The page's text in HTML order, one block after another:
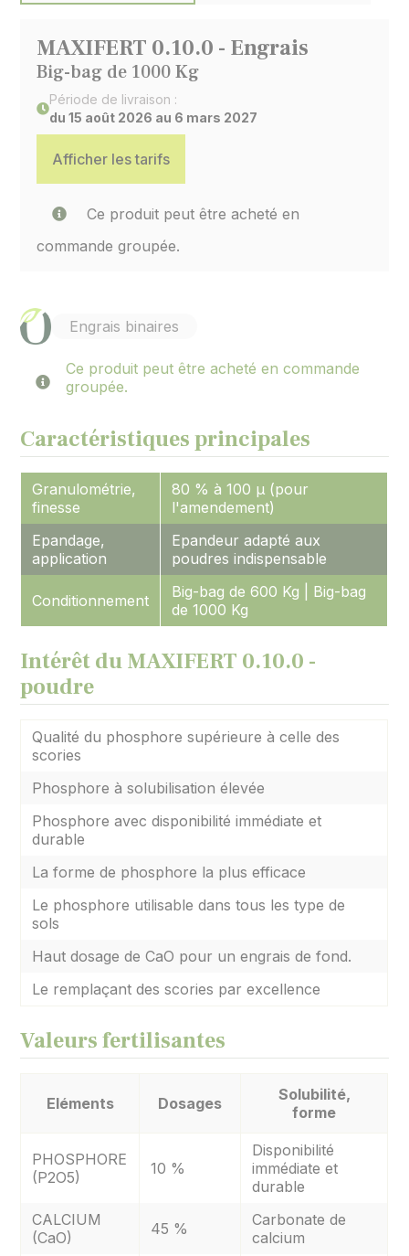
MAXIFERT 0.10.0 - Engrais
Big-bag de 1000 Kg
Période de livraison :
du 15 août 2026 au 6 mars 2027
Afficher les tarifs
Ce produit peut être acheté en
commande groupée.
Engrais binaires
Ce produit peut être acheté en commande
groupée.
Caractéristiques principales
Granulométrie,
finesse
80 % à 100 µ (pour
l'amendement)
Epandage,
application
Epandeur adapté aux
poudres indispensable
Conditionnement
Big-bag de 600 Kg | Big-bag
de 1000 Kg
Intérêt du MAXIFERT 0.10.0 -
poudre
Qualité du phosphore supérieure à celle des
scories
Phosphore à solubilisation élevée
Phosphore avec disponibilité immédiate et
durable
La forme de phosphore la plus efficace
Le phosphore utilisable dans tous les type de
sols
Haut dosage de CaO pour un engrais de fond.
Le remplaçant des scories par excellence
Valeurs fertilisantes
Eléments Dosages
Solubilité,
forme
PHOSPHORE
(P2O5)
10 %
Disponibilité
immédiate et
durable
CALCIUM
(CaO)
45 %
Carbonate de
calcium